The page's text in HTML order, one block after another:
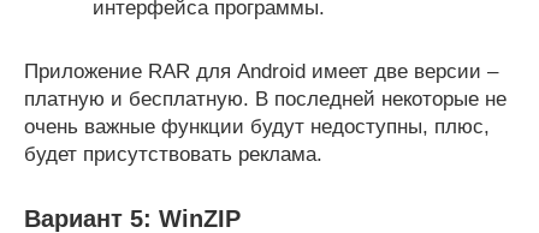
интерфейса программы.
Приложение RAR для Android имеет две версии –
платную и бесплатную. В последней некоторые не
очень важные функции будут недоступны, плюс,
будет присутствовать реклама.
Вариант 5: WinZIP